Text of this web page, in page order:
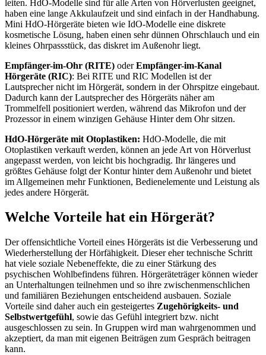
leiten. HdO-Modelle sind für alle Arten von Hörverlusten geeignet,
haben eine lange Akkulaufzeit und sind einfach in der Handhabung.
Mini HdO-Hörgeräte bieten wie IdO-Modelle eine diskrete
kosmetische Lösung, haben einen sehr dünnen Ohrschlauch und ein
kleines Ohrpassstück, das diskret im Außenohr liegt.
Empfänger-im-Ohr (RITE) oderEmpfänger-im-Kanal
Hörgeräte (RIC): Bei RITE und RIC Modellen ist der
Lautsprecher nicht im Hörgerät, sondern in der Ohrspitze eingebaut.
Dadurch kann der Lautsprecher des Hörgeräts näher am
Trommelfell positioniert werden, während das Mikrofon und der
Prozessor in einem winzigen Gehäuse Hinter dem Ohr sitzen.
HdO-Hörgeräte mit Otoplastiken: HdO-Modelle, die mit
Otoplastiken verkauft werden, können an jede Art von Hörverlust
angepasst werden, von leicht bis hochgradig. Ihr längeres und
größtes Gehäuse folgt der Kontur hinter dem Außenohr und bietet
im Allgemeinen mehr Funktionen, Bedienelemente und Leistung als
jedes andere Hörgerät.
Welche Vorteile hat ein Hörgerät?
Der offensichtliche Vorteil eines Hörgeräts ist die Verbesserung und
Wiederherstellung der Hörfähigkeit. Dieser eher technische Schritt
hat viele soziale Nebeneffekte, die zu einer Stärkung des
psychischen Wohlbefindens führen. Hörgeräteträger können wieder
an Unterhaltungen teilnehmen und so ihre zwischenmenschlichen
und familiären Beziehungen entscheidend ausbauen. Soziale
Vorteile sind daher auch ein gesteigertes Zugehörigkeits- und
Selbstwertgefühl, sowie das Gefühl integriert bzw. nicht
ausgeschlossen zu sein. In Gruppen wird man wahrgenommen und
akzeptiert, da man mit eigenen Beiträgen zum Gespräch beitragen
kann.